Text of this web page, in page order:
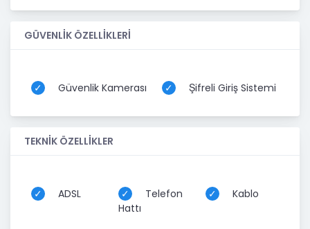
GÜVENLİK ÖZELLİKLERİ
Güvenlik Kamerası Şifreli Giriş Sistemi
TEKNİK ÖZELLİKLER
ADSL
Telefon
Hattı
Kablo